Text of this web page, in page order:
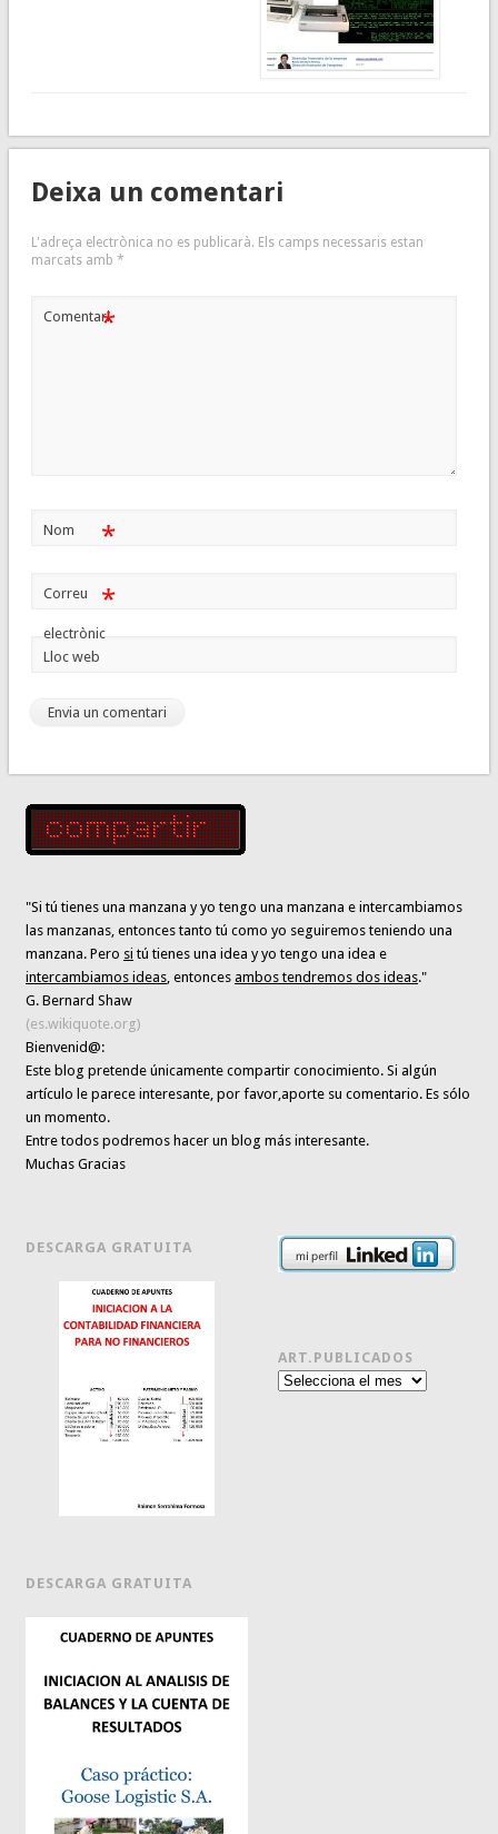
Deixa un comentari
L'adreça electrònica no es publicarà. Els camps necessaris estan
marcats amb *
Comentari*
Nom *
Correu
electrònic
*
Lloc web
"Si tú tienes una manzana y yo tengo una manzana e intercambiamos
las manzanas, entonces tanto tú como yo seguiremos teniendo una
manzana. Pero si tú tienes una idea y yo tengo una idea e
intercambiamos ideas , entoncesambos tendremos dos ideas."
G. Bernard Shaw
(es.wikiquote.org)
Bienvenid@:
Este blog pretende únicamentecompartir conocimiento. Si algún
artículo le parece interesante,por favor,aporte su comentario. Es sólo
un momento.
Entre todos podremos hacer un blog más interesante.
Muchas Gracias
DESCARGA GRATUITA
DESCARGA GRATUITA
ART.PUBLICADOS
Art.publicados